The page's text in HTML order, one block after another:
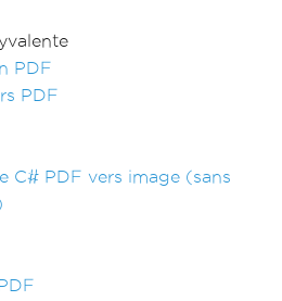
PDF
PDF
C# PDF vers image (sans